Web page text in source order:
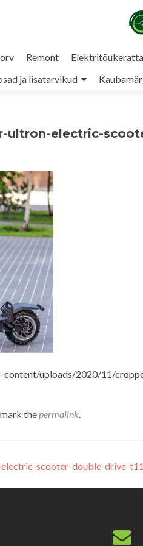
Remont
ja lisatarvikud
ultron-electric-
content/uploads/2020/11/
thepermalink.
scooter-double-drive-